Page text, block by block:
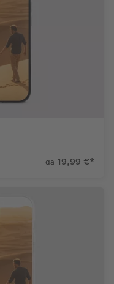
da 19,99 €*